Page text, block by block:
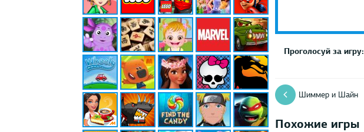
Проголосуй за игру:
Шиммер и Шайн
Похожие игры